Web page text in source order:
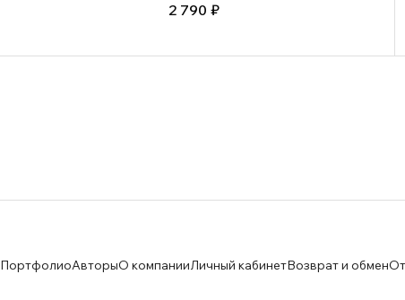
2 790 ₽
ПортфолиоАвторыО компанииЛичный кабинетВозврат и обмен